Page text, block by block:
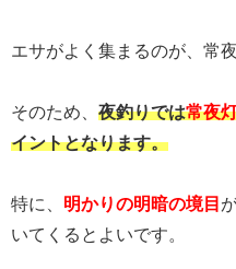
エサがよく集まるのが、常
そのため、 夜釣りでは常夜
イントとなります。
特に、 明かりの明暗の境目
いてくるとよいです。